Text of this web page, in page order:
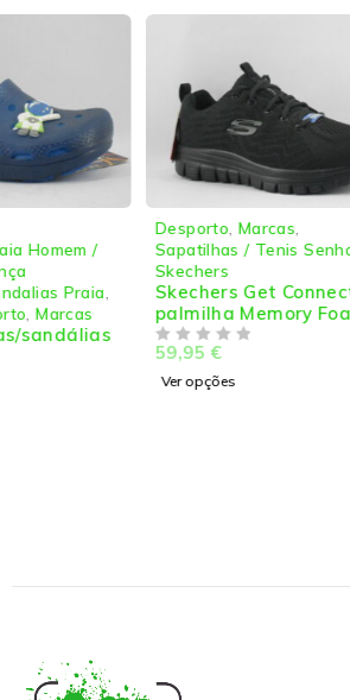
Sapatilhas / Tenis Senhora,
Skechers
Skechers Get Connected
palmilha Memory Foam
Beppi
Beppi